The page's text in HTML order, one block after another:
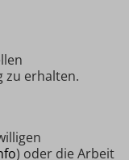
zu erhalten.
) oder die Arbeit